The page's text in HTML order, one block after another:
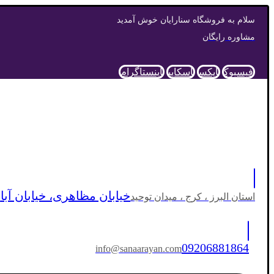
سلام به فروشگاه سنارایان خوش آمدید
مشاوره رایگان
فیسبوک ایکس اسکایپ اینستاگرام
استان البرز ، کرج ، میدان توحیدخیابان مظاهری، خیابان
info@sanaarayan.com09206881864